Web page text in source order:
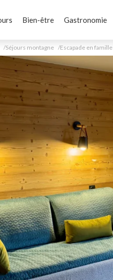
Bien-être Gastronomie
Séjours montagne Escapade en famille